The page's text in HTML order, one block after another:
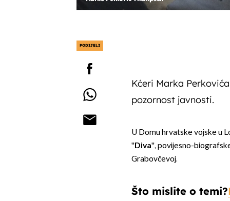
PODIJELI
Kćeri Marka
pozornost javnosti.
U Domu hrvatske vojske u
''Diva'', povijesno-
Grabovčevoj.
Što mislite o temi?